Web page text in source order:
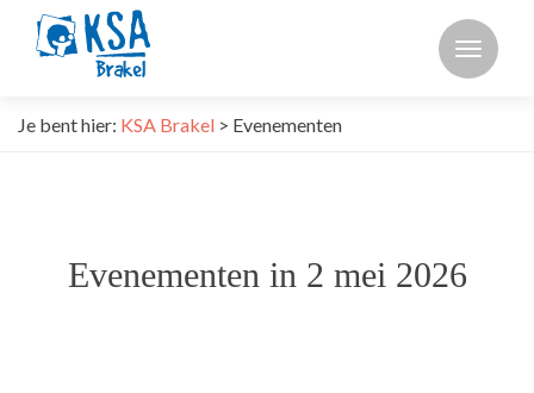
Je bent hier: KSA Brakel > Evenementen
Evenementen in 2 mei 2026